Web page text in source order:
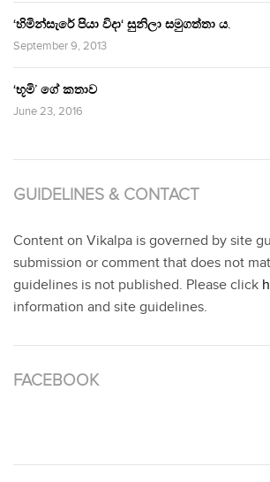
‘හිමින්සැරේ පියා විදා‘ සුනිලා සමුගත්තා ය.
September 9, 2013
‘භූමි’ ගේ කතාව
June 23, 2016
GUIDELINES & CONTACT
Content on Vikalpa is governed by site
submission or comment that does not
guidelines is not published. Please click
information and site guidelines.
FACEBOOK